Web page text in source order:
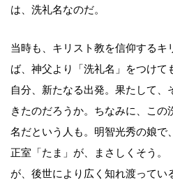
は、洗礼名なのだ。
当時も、キリスト教を信仰するキ
ば、神父より「洗礼名」をつけて
自分、新たなる出発。果たして、
きたのだろうか。ちなみに、この
名だという人も。明智光秀の娘で
正室「たま」が、まさしくそう。
が、後世により広く知れ渡ってい